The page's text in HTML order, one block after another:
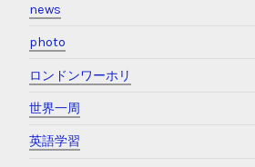
news
photo
ロンドンワーホリ
世界一周
英語学習